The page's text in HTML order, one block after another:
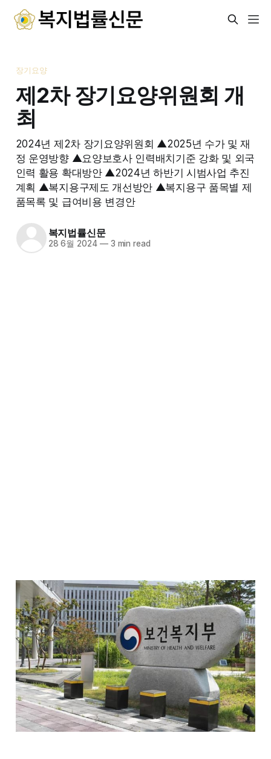
장기요양
제2차 장기요양위원회 개
최
2024년 제2차 장기요양위원회 ▲2025년 수가 및 재
정 운영방향 ▲요양보호사 인력배치기준 강화 및 외국
인력 활용 확대방안 ▲2024년 하반기 시범사업 추진
계획 ▲복지용구제도 개선방안 ▲복지용구 품목별 제
품목록 및 급여비용 변경안
복지법률신문
28 6월 2024 —3 min read